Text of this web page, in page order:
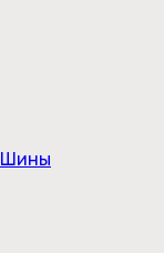
Шины